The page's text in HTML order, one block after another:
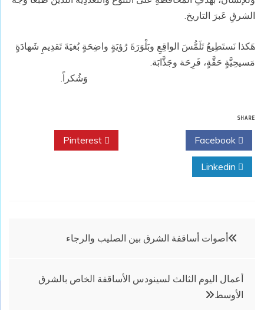
الشرقِ عَبرَ التاريخ.
هَكذا نَستَطِيعُ تَلَمُّسَ الواقِعِ وبَلْوَرَةَ رُؤيَةٍ واضِحَةٍ بُغيَةَ تَقدِيمِ شَهادَةٍ
مَسيحِيَّةٍ حَقَّةٍ، فَرِحَة وجَذَّابَة.
وَشُكراً.
SHARE
تصفّح
المقالات
أصوات أساقفة الشرق بين الصليب والرجاء
أعمال اليوم الثالث لسينودس الأساقفة الخاص بالشرق
الأوسط